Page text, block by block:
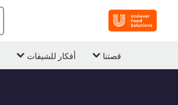
قصتنا أفكار للشيفات